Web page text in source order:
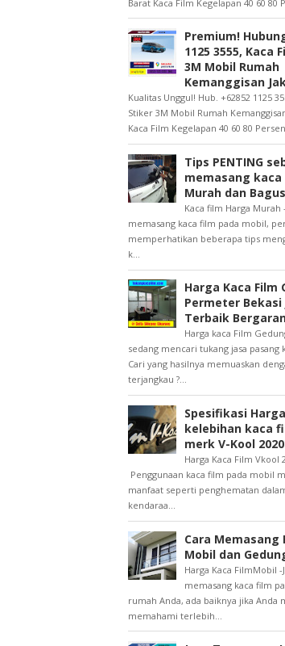
Barat Kaca Film Kegelapan 40 60 80
Premium!
1125 3555, Kaca
3M Mobil Rumah
Kemanggisan
Kualitas Unggul! Hub. +62852 1125
Stiker 3M Mobil Rumah
Kaca Film Kegelapan 40 60 80
Tips PENTING
memasang kaca
Murah dan Bagus
Kaca film Harga Murah
memasang kaca film pada mobil,
memperhatikan beberapa tips
k...
Harga Kaca Film
Permeter Bekasi
Terbaik
Harga kaca Film
sedang mencari tukang jasa pasang
Cari yang hasilnya memuaskan
terjangkau ?...
Spesifikasi
kelebihan kaca
merk V-Kool 2020
Harga Kaca Film Vkool
Penggunaan kaca film pada mobil
manfaat seperti penghematan
kendaraa...
Cara Memasang
Mobil dan
Harga Kaca FilmMobil -
memasang kaca film
rumah Anda, ada baiknya jika Anda
memahami terlebih...